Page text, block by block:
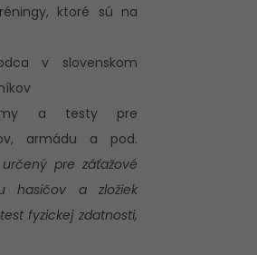
ktoré sú na
v slovenskom
a testy pre
armádu a pod.
pre záťažové
hasičov a zložiek
fyzickej zdatnosti,